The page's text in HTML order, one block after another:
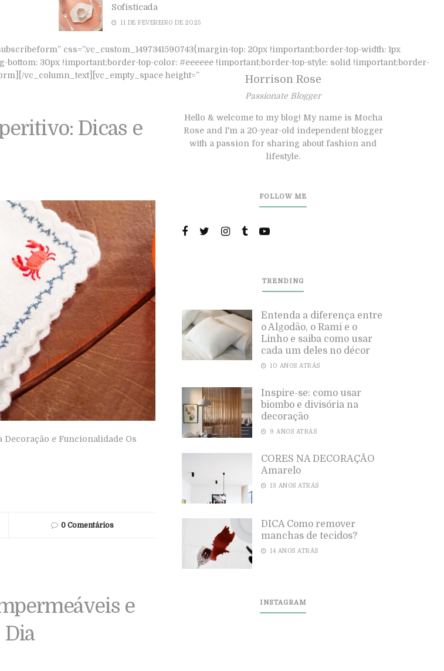
css=”.vc_custom_1497341590743{margin-top: 20px !important;border-top-width: 1px
30px !important;border-top-color: #eeeeee !important;border-top-style: solid !important;border-
vc_column_text][vc_empty_space height=”30px”][/vc_column][/vc_row]
Dicas e
e Funcionalidade Os
0 Comentários
e
Dia
Horrison Rose
Passionate Blogger
Hello & welcome to my blog! My name is Mocha
Rose and I'm a 20-year-old independent blogger
with a passion for sharing about fashion and
lifestyle.
FOLLOW ME
TRENDING
Entenda a diferença entre
o Algodão, o Rami e o
Linho e saiba como usar
cada um deles no décor
10 ANOS ATRÁS
Inspire-se: como usar
biombo e divisória na
decoração
9 ANOS ATRÁS
CORES NA DECORAÇÃO
Amarelo
13 ANOS ATRÁS
DICA Como remover
manchas de tecidos?
14 ANOS ATRÁS
INSTAGRAM